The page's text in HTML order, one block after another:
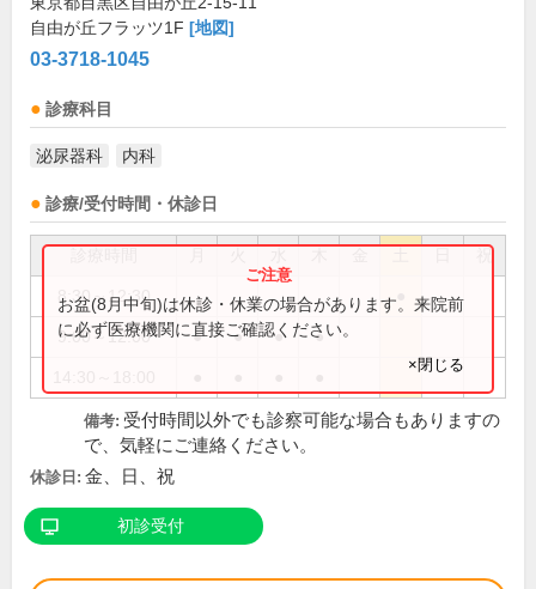
自由が丘フラッツ1F [地図]
03-3718-1045
診療科目
泌尿器科 内科
診療/受付時間・休診日
祝
8:30～12:30
9:00～12:00 ● ● ● ●
お盆(8月中旬)は休診・休業の場合があります。来院前
に必ず医療機関に直接ご確認ください。
×閉じる
備考: 受付時間以外でも診察可能な場合もありますの
で、気軽にご連絡ください。
休診日: 金、日、祝
初診受付